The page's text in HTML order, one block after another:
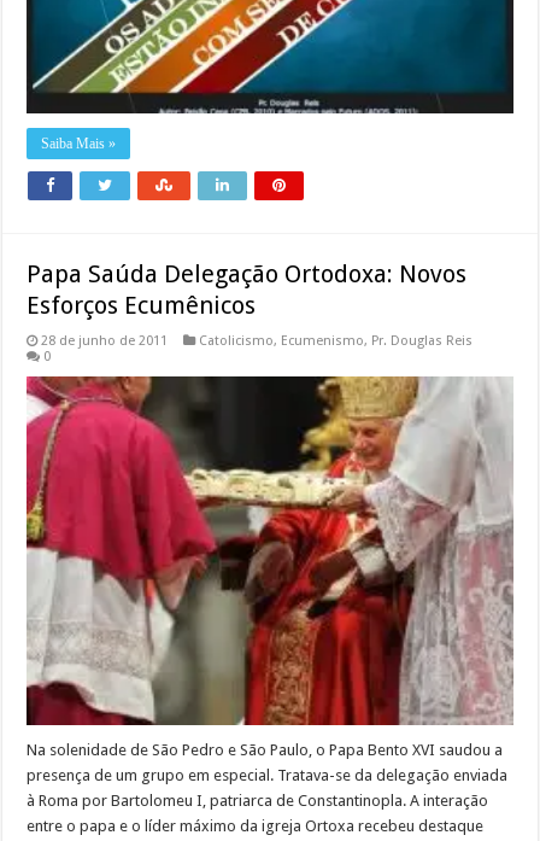
Saiba Mais »
Papa Saúda Delegação Ortodoxa: Novos
Esforços Ecumênicos
28 de junho de 2011 Catolicismo, Ecumenismo, Pr. Douglas Reis
0
Na solenidade de São Pedro e São Paulo, o Papa Bento XVI saudou a
presença de um grupo em especial. Tratava-se da delegação enviada
à Roma por Bartolomeu I, patriarca de Constantinopla. A interação
entre o papa e o líder máximo da igreja Ortoxa recebeu destaque